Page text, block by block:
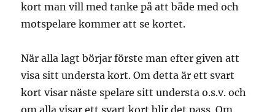
kort man vill med tanke på att både med och
motspelare kommer att se kortet.
När alla lagt börjar förste man efter given att
visa sitt understa kort. Om detta är ett svart
kort visar näste spelare sitt understa o.s.v. och